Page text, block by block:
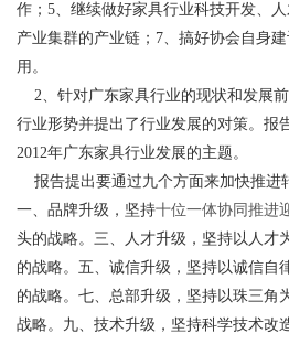
作；5、继续做好家具行业科技开发、
产业集群的产业链；7、搞好协会自身
用。
2、针对广东家具行业的现状和发展
行业形势并提出了行业发展的对策。报
2012年广东家具行业发展的主题。
报告提出要通过九个方面来加快推进
一、品牌升级，坚持十位一体协同推进
头的战略。三、人才升级，坚持以人才
的战略。五、诚信升级，坚持以诚信自
的战略。七、总部升级，坚持以珠三角
战略。九、技术升级，坚持科学技术改